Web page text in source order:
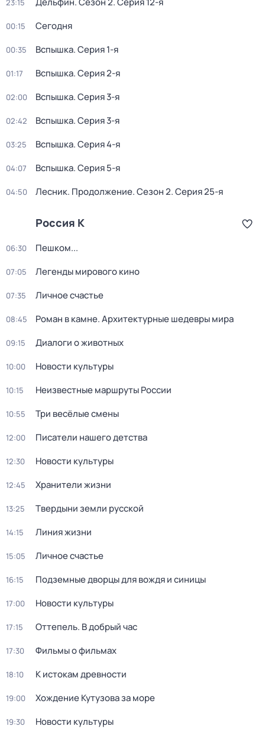
23:15
00:15 Сегодня
00:35 Вспышка. Серия 1-я
01:17 Вспышка. Серия 2-я
02:00 Вспышка. Серия 3-я
02:42 Вспышка. Серия 3-я
03:25 Вспышка. Серия 4-я
04:07 Вспышка. Серия 5-я
04:50 Лесник. Продолжение. Сезон 2. Серия 25-я
Россия К
06:30 Пешком...
07:05 Легенды мирового кино
07:35 Личное счастье
08:45 Роман в камне. Архитектурные шедевры мира
09:15 Диалоги о животных
10:00 Новости культуры
10:15 Неизвестные маршруты России
10:55 Три весёлые смены
12:00 Писатели нашего детства
12:30 Новости культуры
12:45 Хранители жизни
13:25 Твердыни земли русской
14:15 Линия жизни
15:05 Личное счастье
16:15 Подземные дворцы для вождя и синицы
17:00 Новости культуры
17:15 Оттепель. В добрый час
17:30 Фильмы о фильмах
18:10 К истокам древности
19:00 Хождение Кутузова за море
19:30 Новости культуры